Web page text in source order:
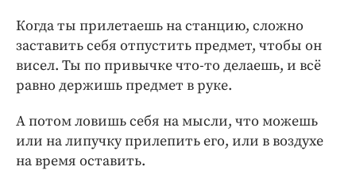
Когда ты прилетаешь на станцию, сложно
заставить себя отпустить предмет, чтобы он
висел. Ты по привычке что-то делаешь, и всё
равно держишь предмет в руке.
А потом ловишь себя на мысли, что можешь
или на липучку прилепить его, или в воздухе
на время оставить.